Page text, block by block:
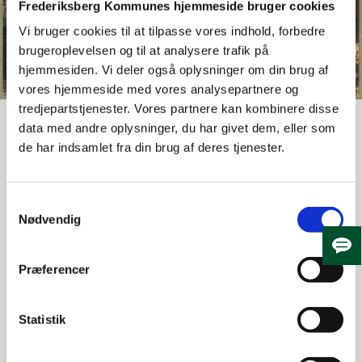
Frederiksberg Kommunes hjemmeside bruger cookies
Vi bruger cookies til at tilpasse vores indhold, forbedre
brugeroplevelsen og til at analysere trafik på
hjemmesiden. Vi deler også oplysninger om din brug af
vores hjemmeside med vores analysepartnere og
tredjepartstjenester. Vores partnere kan kombinere disse
data med andre oplysninger, du har givet dem, eller som
de har indsamlet fra din brug af deres tjenester.
Nødvendig
Præferencer
Statistik
Ludvigsminde ca. 1900
Ludvigsminde
Landstedet blev ganske vist opført 1770 af
Landinspektør Berner, men hans enke bortskødede i
1802 Ludvigsminde til Peder Frantz Hunæus. Han var
skibskirurg til overskibskirurg og til sidst
Garnisonskirurg på Vestindien. Efter endt tjeneste
vendte han tilbage til Danmark, hvor han bosatte sig på
Frederiksberg. Først på en gård længere ned af